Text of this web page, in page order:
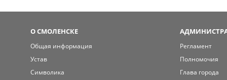
О СМОЛЕНСКЕ
Общая информация
Устав
Символика
Регламент
Полномочия
Глава города